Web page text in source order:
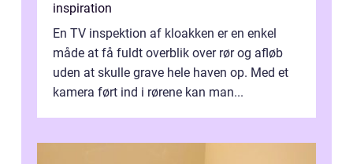
inspiration
En TV inspektion af kloakken er en enkel
måde at få fuldt overblik over rør og afløb
uden at skulle grave hele haven op. Med et
kamera ført ind i rørene kan man...